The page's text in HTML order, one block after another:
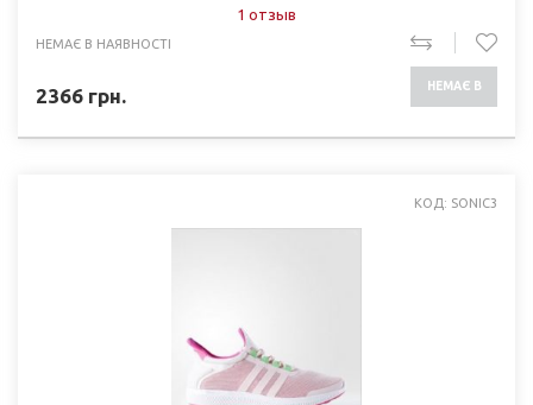
1 отзыв
НЕМАЄ В НАЯВНОСТІ
2366 грн. НЕМАЄ В
КОД: SONIC3